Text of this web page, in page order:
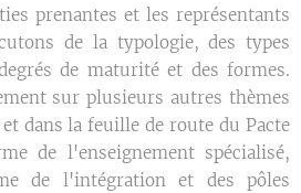
prenantes et les représentants
de la typologie, des types
de maturité et des formes.
sur plusieurs autres thèmes
dans la feuille de route du Pacte
de l'enseignement spécialisé,
de l'intégration et des pôles